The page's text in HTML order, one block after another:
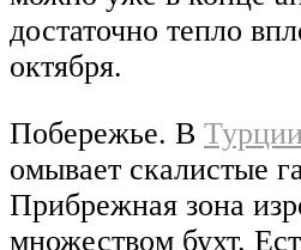
достаточно тепло
октября.
Побережье. В
омывает скалистые
Прибрежная зона
множеством бухт.